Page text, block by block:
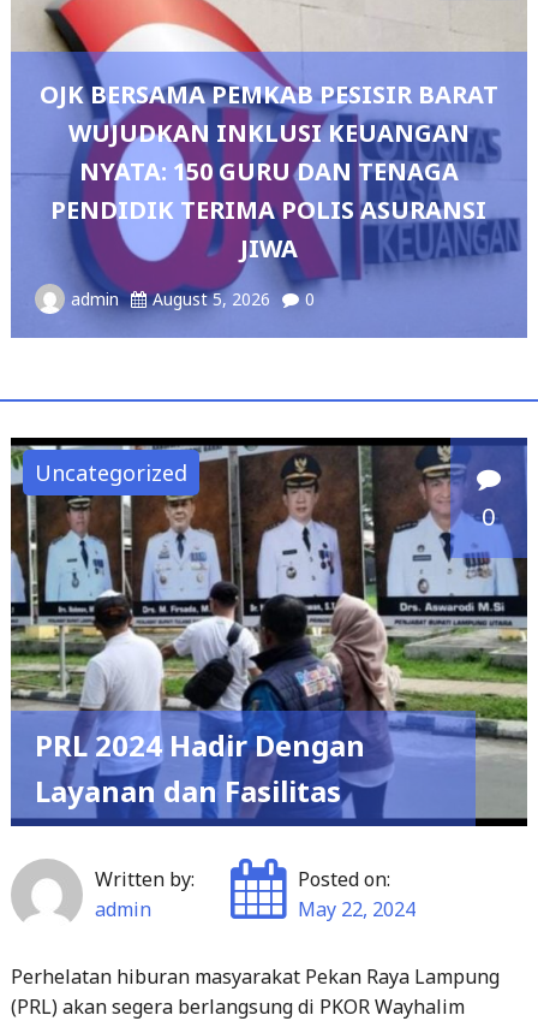
OJK BERSAMA PEMKAB PESISIR BARAT
WUJUDKAN INKLUSI KEUANGAN
NYATA: 150 GURU DAN TENAGA
PENDIDIK TERIMA POLIS ASURANSI
JIWA
admin August 5, 2026 0
Uncategorized
0
PRL 2024 Hadir Dengan
Layanan dan Fasilitas
Written by:
admin
Posted on:
May 22, 2024
Perhelatan hiburan masyarakat Pekan Raya Lampung
(PRL) akan segera berlangsung di PKOR Wayhalim